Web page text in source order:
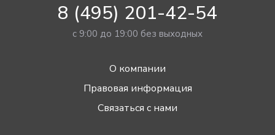
8 (495) 201-42-54
с 9:00 до 19:00 без выходных
О компании
Правовая информация
Связаться с нами